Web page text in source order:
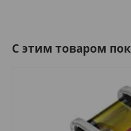
C этим товаром